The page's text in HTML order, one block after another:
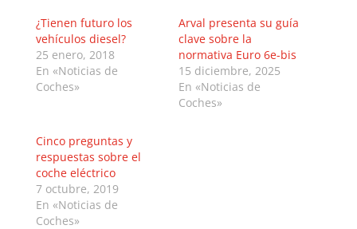
¿Tienen futuro los
vehículos diesel?
25 enero, 2018
En «Noticias de
Coches»
Arval presenta su guía
clave sobre la
normativa Euro 6e-bis
15 diciembre, 2025
En «Noticias de
Coches»
Cinco preguntas y
respuestas sobre el
coche eléctrico
7 octubre, 2019
En «Noticias de
Coches»